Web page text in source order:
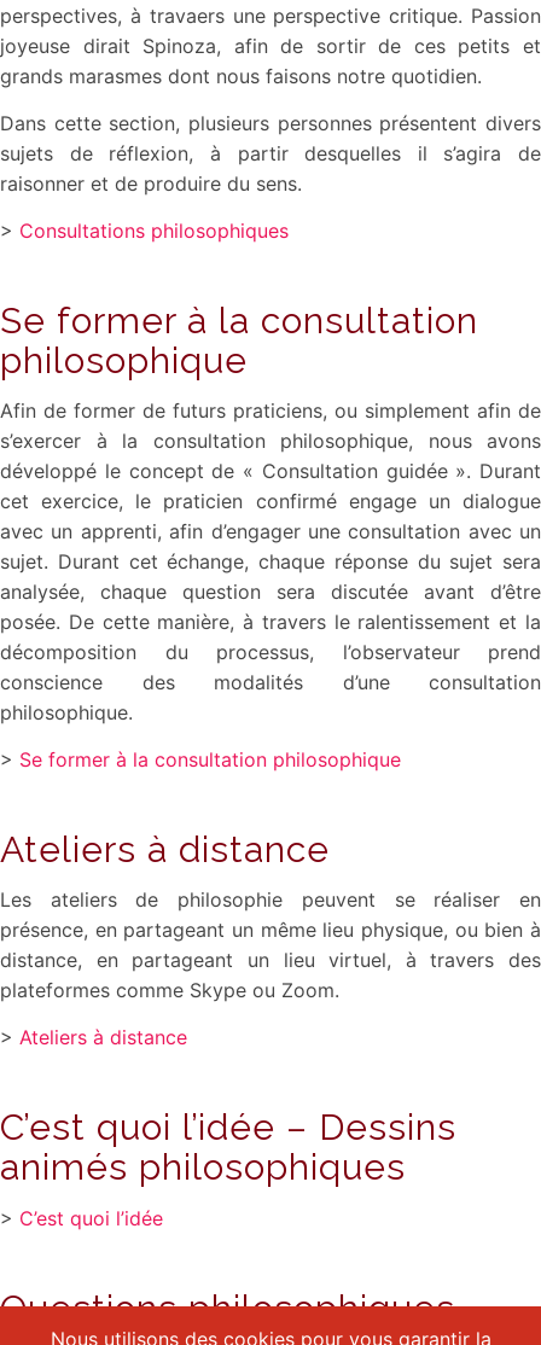
perspectives, à travaers une perspective critique. Passion
joyeuse dirait Spinoza, afin de sortir de ces petits et
grands marasmes dont nous faisons notre quotidien.
Dans cette section, plusieurs personnes présentent divers
sujets de réflexion, à partir desquelles il s’agira de
raisonner et de produire du sens.
> Consultations philosophiques
Se former à la consultation
philosophique
Afin de former de futurs praticiens, ou simplement afin de
s’exercer à la consultation philosophique, nous avons
développé le concept de « Consultation guidée ». Durant
cet exercice, le praticien confirmé engage un dialogue
avec un apprenti, afin d’engager une consultation avec un
sujet. Durant cet échange, chaque réponse du sujet sera
analysée, chaque question sera discutée avant d’être
posée. De cette manière, à travers le ralentissement et la
décomposition du processus, l’observateur prend
conscience des modalités d’une consultation
philosophique.
> Se former à la consultation philosophique
Ateliers à distance
Les ateliers de philosophie peuvent se réaliser en
présence, en partageant un même lieu physique, ou bien à
distance, en partageant un lieu virtuel, à travers des
plateformes comme Skype ou Zoom.
> Ateliers à distance
C’est quoi l’idée – Dessins
animés philosophiques
> C’est quoi l’idée
Questions philosophiques
Nous utilisons des cookies pour vous garantir la